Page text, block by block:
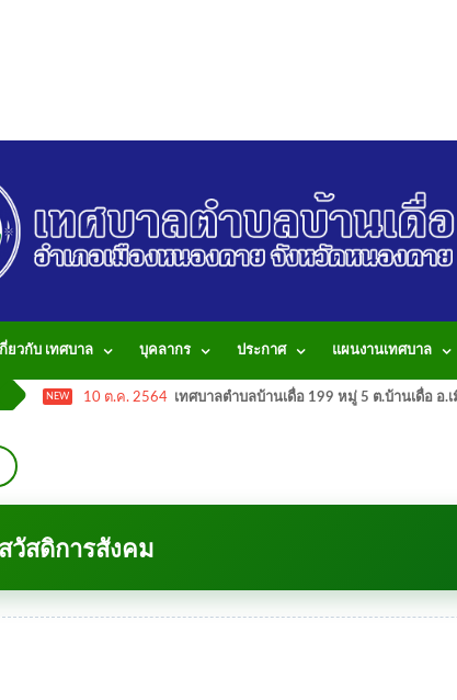
กี่ยวกับ เทศบาล บุคลากร ประกาศ แผนงานเทศบาล
NEW 10 ต.ค. 2564 เทศบาลตำบลบ้านเดื่อ 199 หมู่ 5 ต.บ้านเดื่อ อ
วัสดิการสังคม